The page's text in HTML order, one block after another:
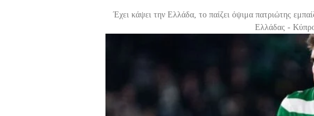
Έχει κάψει την Ελλάδα, το παίζει όψιμα πατριώτης
Ελλάδας -